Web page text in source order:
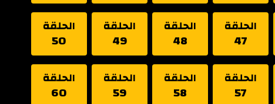
الحلقة
47
الحلقة
48
الحلقة
49
الحلقة
50
الحلقة
57
الحلقة
58
الحلقة
59
الحلقة
60